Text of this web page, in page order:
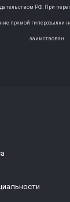
РФ. При
прямой гиперссылки
заимствован.